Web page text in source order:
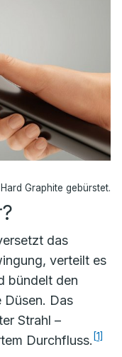
Graphite gebürstet.
das
verteilt es
bündelt den
Düsen. Das
Strahl –
Durchfluss. [1]